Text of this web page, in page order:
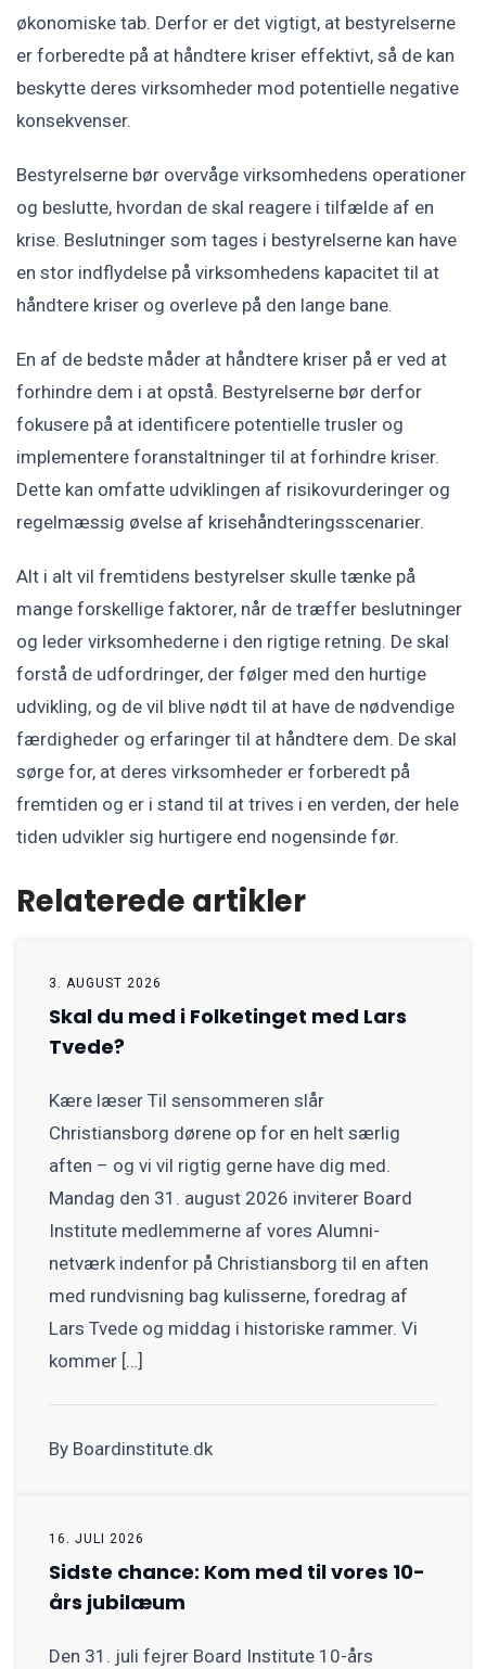
økonomiske tab. Derfor er det vigtigt, at bestyrelserne
er forberedte på at håndtere kriser effektivt, så de kan
beskytte deres virksomheder mod potentielle negative
konsekvenser.
Bestyrelserne bør overvåge virksomhedens operationer
og beslutte, hvordan de skal reagere i tilfælde af en
krise. Beslutninger som tages i bestyrelserne kan have
en stor indflydelse på virksomhedens kapacitet til at
håndtere kriser og overleve på den lange bane.
En af de bedste måder at håndtere kriser på er ved at
forhindre dem i at opstå. Bestyrelserne bør derfor
fokusere på at identificere potentielle trusler og
implementere foranstaltninger til at forhindre kriser.
Dette kan omfatte udviklingen af risikovurderinger og
regelmæssig øvelse af krisehåndteringsscenarier.
Alt i alt vil fremtidens bestyrelser skulle tænke på
mange forskellige faktorer, når de træffer beslutninger
og leder virksomhederne i den rigtige retning. De skal
forstå de udfordringer, der følger med den hurtige
udvikling, og de vil blive nødt til at have de nødvendige
færdigheder og erfaringer til at håndtere dem. De skal
sørge for, at deres virksomheder er forberedt på
fremtiden og er i stand til at trives i en verden, der hele
tiden udvikler sig hurtigere end nogensinde før.
Relaterede artikler
3. AUGUST 2026
Skal du med i Folketinget med Lars
Tvede?
Kære læser Til sensommeren slår
Christiansborg dørene op for en helt særlig
aften – og vi vil rigtig gerne have dig med.
Mandag den 31. august 2026 inviterer Board
Institute medlemmerne af vores Alumni-
netværk indenfor på Christiansborg til en aften
med rundvisning bag kulisserne, foredrag af
Lars Tvede og middag i historiske rammer. Vi
kommer […]
By Boardinstitute.dk
16. JULI 2026
Sidste chance: Kom med til vores 10-
års jubilæum
Den 31. juli fejrer Board Institute 10-års